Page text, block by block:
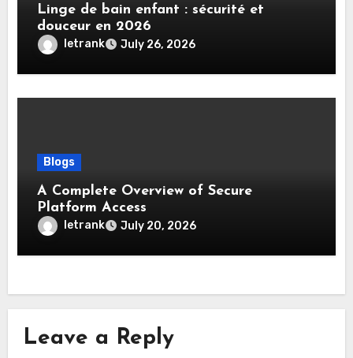
Linge de bain enfant : sécurité et
douceur en 2026
letrank July 26, 2026
Blogs
A Complete Overview of Secure
Platform Access
letrank July 20, 2026
Leave a Reply